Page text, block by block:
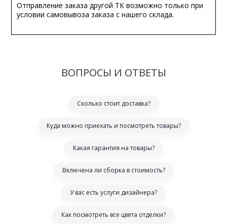
Отправление заказа другой ТК возможно только при
условии самовывоза заказа с нашего склада.
ВОПРОСЫ И ОТВЕТЫ
Сколько стоит доставка?
Куда можно приехать и посмотреть товары?
Какая гарантия на товары?
Включена ли сборка в стоимость?
У вас есть услуги дизайнера?
Как посмотреть все цвета отделки?